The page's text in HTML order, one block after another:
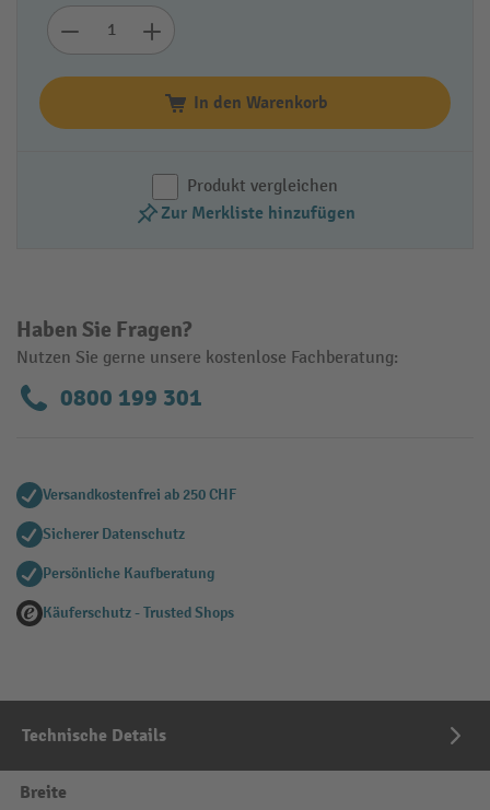
In den Warenkorb
Produkt vergleichen
Zur Merkliste hinzufügen
Haben Sie Fragen?
Nutzen Sie gerne unsere kostenlose Fachberatung:
0800 199 301
Versandkostenfrei ab 250 CHF
Sicherer Datenschutz
Persönliche Kaufberatung
Käuferschutz - Trusted Shops
Technische Details
Breite